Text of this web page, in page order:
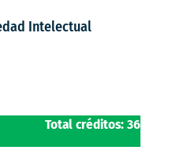
Intelectual
Total créditos: 36